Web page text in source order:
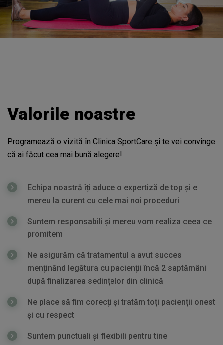
Valorile noastre​
Programează o vizită în Clinica SportCare și te vei convinge
că ai făcut cea mai bună alegere!
Echipa noastră îți aduce o expertiză de top și e
mereu la curent cu cele mai noi proceduri
Suntem responsabili și mereu vom realiza ceea ce
promitem
Ne asigurăm că tratamentul a avut succes
menținănd legătura cu pacienții încă 2 saptămâni
după finalizarea sedințelor din clinică
Ne place să fim corecți și tratăm toți pacienții onest
și cu respect
Suntem punctuali și flexibili pentru tine